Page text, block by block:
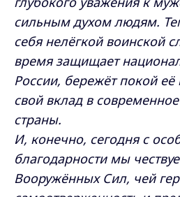
сильным духом людям.
себя нелёгкой воинской
время защищает
России, бережёт покой её
свой вклад в
страны.
И, конечно, сегодня с
благодарности мы
Вооружённых Сил, чей